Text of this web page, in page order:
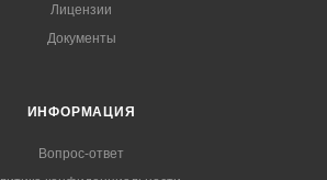
Лицензии
Документы
ИНФОРМАЦИЯ
Вопрос-ответ